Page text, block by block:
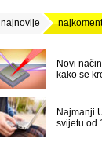
najnovije
Novi
kako se
Najmanji
svijetu od